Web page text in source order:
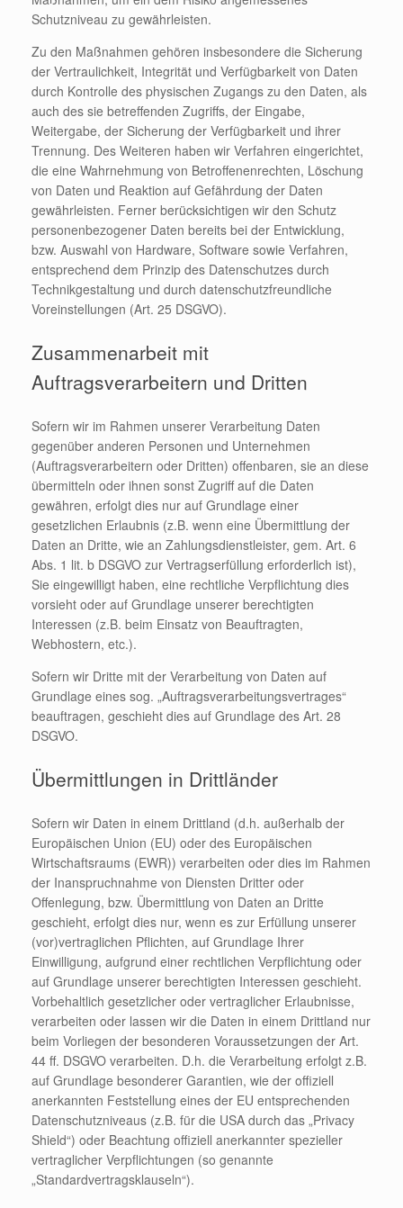
Schutzniveau zu gewährleisten.
Zu den Maßnahmen gehören insbesondere die Sicherung
der Vertraulichkeit, Integrität und Verfügbarkeit von Daten
durch Kontrolle des physischen Zugangs zu den Daten, als
auch des sie betreffenden Zugriffs, der Eingabe,
Weitergabe, der Sicherung der Verfügbarkeit und ihrer
Trennung. Des Weiteren haben wir Verfahren eingerichtet,
die eine Wahrnehmung von Betroffenenrechten, Löschung
von Daten und Reaktion auf Gefährdung der Daten
gewährleisten. Ferner berücksichtigen wir den Schutz
personenbezogener Daten bereits bei der Entwicklung,
bzw. Auswahl von Hardware, Software sowie Verfahren,
entsprechend dem Prinzip des Datenschutzes durch
Technikgestaltung und durch datenschutzfreundliche
Voreinstellungen (Art. 25 DSGVO).
Zusammenarbeit mit
Auftragsverarbeitern und Dritten
Sofern wir im Rahmen unserer Verarbeitung Daten
gegenüber anderen Personen und Unternehmen
(Auftragsverarbeitern oder Dritten) offenbaren, sie an diese
übermitteln oder ihnen sonst Zugriff auf die Daten
gewähren, erfolgt dies nur auf Grundlage einer
gesetzlichen Erlaubnis (z.B. wenn eine Übermittlung der
Daten an Dritte, wie an Zahlungsdienstleister, gem. Art. 6
Abs. 1 lit. b DSGVO zur Vertragserfüllung erforderlich ist),
Sie eingewilligt haben, eine rechtliche Verpflichtung dies
vorsieht oder auf Grundlage unserer berechtigten
Interessen (z.B. beim Einsatz von Beauftragten,
Webhostern, etc.).
Sofern wir Dritte mit der Verarbeitung von Daten auf
Grundlage eines sog. „Auftragsverarbeitungsvertrages“
beauftragen, geschieht dies auf Grundlage des Art. 28
DSGVO.
Übermittlungen in Drittländer
Sofern wir Daten in einem Drittland (d.h. außerhalb der
Europäischen Union (EU) oder des Europäischen
Wirtschaftsraums (EWR)) verarbeiten oder dies im Rahmen
der Inanspruchnahme von Diensten Dritter oder
Offenlegung, bzw. Übermittlung von Daten an Dritte
geschieht, erfolgt dies nur, wenn es zur Erfüllung unserer
(vor)vertraglichen Pflichten, auf Grundlage Ihrer
Einwilligung, aufgrund einer rechtlichen Verpflichtung oder
auf Grundlage unserer berechtigten Interessen geschieht.
Vorbehaltlich gesetzlicher oder vertraglicher Erlaubnisse,
verarbeiten oder lassen wir die Daten in einem Drittland nur
beim Vorliegen der besonderen Voraussetzungen der Art.
44 ff. DSGVO verarbeiten. D.h. die Verarbeitung erfolgt z.B.
auf Grundlage besonderer Garantien, wie der offiziell
anerkannten Feststellung eines der EU entsprechenden
Datenschutzniveaus (z.B. für die USA durch das „Privacy
Shield“) oder Beachtung offiziell anerkannter spezieller
vertraglicher Verpflichtungen (so genannte
„Standardvertragsklauseln“).